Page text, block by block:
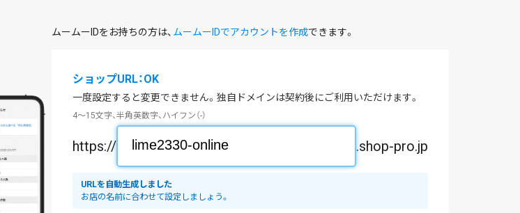
ムームーIDをお持ちの方は、 ムームーIDでアカウントを作成できます。
ショップURL：OK
一度設定すると変更できません。独自ドメインは契約後にご利用いただけます。
4～15文字、半角英数字、ハイフン（-）
https:// .shop-pro.jp
URLを自動生成しました
お店の名前に合わせて設定しましょう。